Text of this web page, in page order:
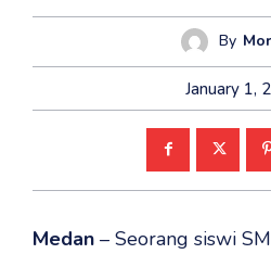
By
January 1,
Medan – Seorang siswi